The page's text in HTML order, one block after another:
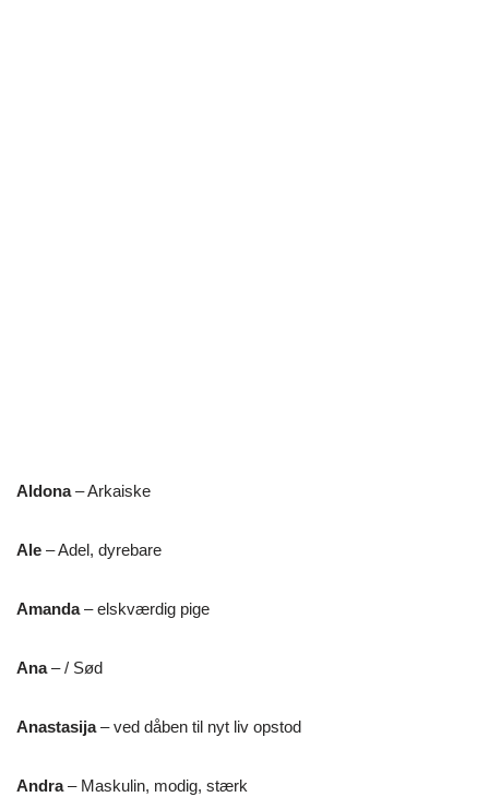
Aldona– Arkaiske
Ale – Adel, dyrebare
Amanda– elskværdig pige
Ana– / Sød
Anastasija– ved dåben til nyt liv opstod
Andra– Maskulin, modig, stærk